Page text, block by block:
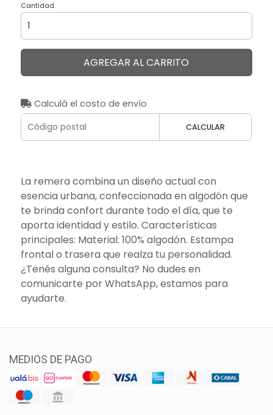
Cantidad
AGREGAR AL CARRITO
Calculá el costo de envío
CALCULAR
La remera combina un diseño actual con
esencia urbana, confeccionada en algodón que
te brinda confort durante todo el día, que te
aporta identidad y estilo. Características
principales: Material: 100% algodón. Estampa
frontal o trasera que realza tu personalidad.
¿Tenés alguna consulta? No dudes en
comunicarte por WhatsApp, estamos para
ayudarte.
MEDIOS DE PAGO